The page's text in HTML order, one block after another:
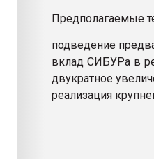
Предполагаемые
подведение
вклад СИБУРа в
двукратное
реализация